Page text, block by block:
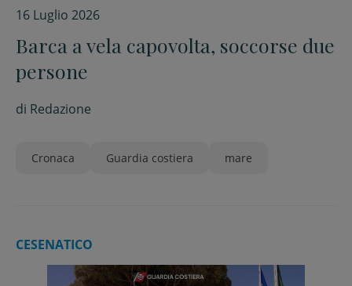
16 Luglio 2026
Barca a vela capovolta, soccorse due
persone
di Redazione
Cronaca Guardia costiera mare
CESENATICO